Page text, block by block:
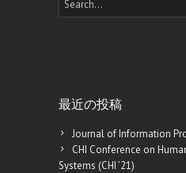
最近の投稿
Journal of Information
CHI Conference on
Systems (CHI ’21)